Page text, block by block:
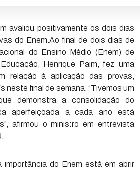
avaliou positivamente os dois dias
do Enem.Ao final de dois dias de
do Ensino Médio (Enem) de
Henrique Paim, fez uma
relação à aplicação das provas,
neste final de semana. “Tivemos um
demonstra a consolidação do
aperfeiçoada a cada ano está
afirmou o ministro em entrevista
importância do Enem está em abrir